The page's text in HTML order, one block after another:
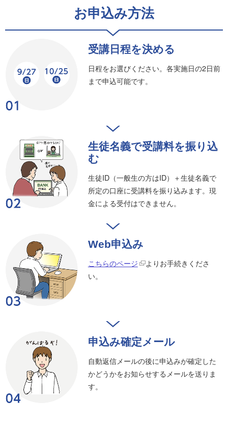
お申込み方法
受講日程を決める
日程をお選びください。各実施日の2日前
まで申込可能です。
生徒名義で受講料を振り込
む
生徒ID（一般生の方はID）＋生徒名義で
所定の口座に受講料を振り込みます。現
金による受付はできません。
Web申込み
こちらのページ
よりお手続きくださ
い。
申込み確定メール
自動返信メールの後に申込みが確定した
かどうかをお知らせするメールを送りま
す。